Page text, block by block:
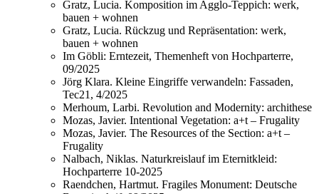
Gratz, Lucia. Komposition im Agglo-Teppich: werk,
bauen + wohnen
Gratz, Lucia. Rückzug und Repräsentation: werk,
bauen + wohnen
Im Göbli: Erntezeit, Themenheft von Hochparterre,
09/2025
Jörg Klara. Kleine Eingriffe verwandeln: Fassaden,
Tec21, 4/2025
Merhoum, Larbi. Revolution and Modernity: archithese
Mozas, Javier. Intentional Vegetation: a+t – Frugality
Mozas, Javier. The Resources of the Section: a+t –
Frugality
Nalbach, Niklas. Naturkreislauf im Eternitkleid:
Hochparterre 10-2025
Raendchen, Hartmut. Fragiles Monument: Deutsche